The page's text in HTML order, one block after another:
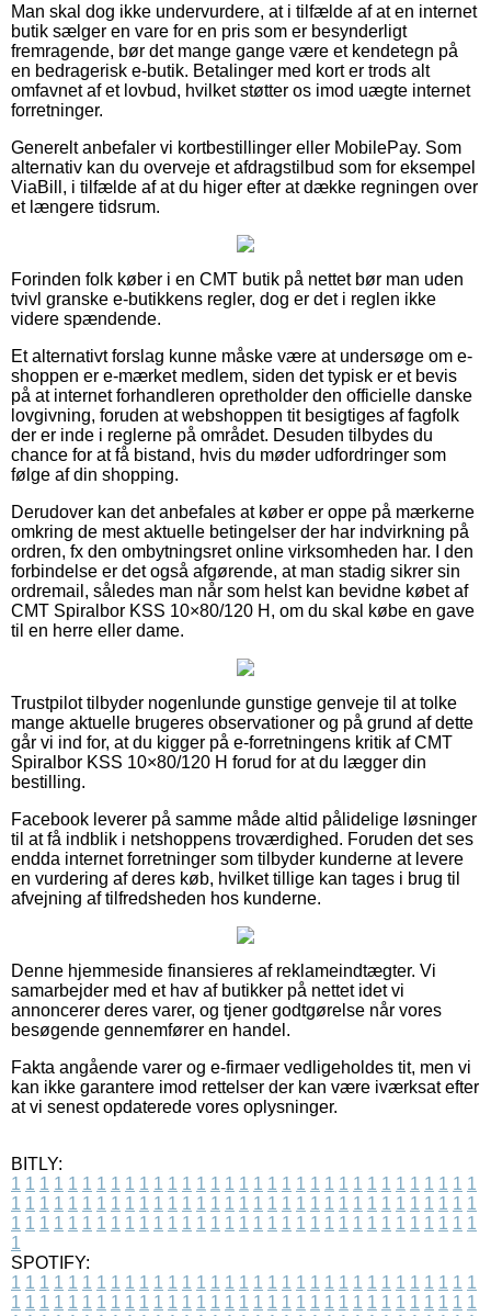
Man skal dog ikke undervurdere, at i tilfælde af at en internet
butik sælger en vare for en pris som er besynderligt
fremragende, bør det mange gange være et kendetegn på
en bedragerisk e-butik. Betalinger med kort er trods alt
omfavnet af et lovbud, hvilket støtter os imod uægte internet
forretninger.
Generelt anbefaler vi kortbestillinger eller MobilePay. Som
alternativ kan du overveje et afdragstilbud som for eksempel
ViaBill, i tilfælde af at du higer efter at dække regningen over
et længere tidsrum.
Forinden folk køber i en CMT butik på nettet bør man uden
tvivl granske e-butikkens regler, dog er det i reglen ikke
videre spændende.
Et alternativt forslag kunne måske være at undersøge om e-
shoppen er e-mærket medlem, siden det typisk er et bevis
på at internet forhandleren opretholder den officielle danske
lovgivning, foruden at webshoppen tit besigtiges af fagfolk
der er inde i reglerne på området. Desuden tilbydes du
chance for at få bistand, hvis du møder udfordringer som
følge af din shopping.
Derudover kan det anbefales at køber er oppe på mærkerne
omkring de mest aktuelle betingelser der har indvirkning på
ordren, fx den ombytningsret online virksomheden har. I den
forbindelse er det også afgørende, at man stadig sikrer sin
ordremail, således man når som helst kan bevidne købet af
CMT Spiralbor KSS 10×80/120 H, om du skal købe en gave
til en herre eller dame.
Trustpilot tilbyder nogenlunde gunstige genveje til at tolke
mange aktuelle brugeres observationer og på grund af dette
går vi ind for, at du kigger på e-forretningens kritik af CMT
Spiralbor KSS 10×80/120 H forud for at du lægger din
bestilling.
Facebook leverer på samme måde altid pålidelige løsninger
til at få indblik i netshoppens troværdighed. Foruden det ses
endda internet forretninger som tilbyder kunderne at levere
en vurdering af deres køb, hvilket tillige kan tages i brug til
afvejning af tilfredsheden hos kunderne.
Denne hjemmeside finansieres af reklameindtægter. Vi
samarbejder med et hav af butikker på nettet idet vi
annoncerer deres varer, og tjener godtgørelse når vores
besøgende gennemfører en handel.
Fakta angående varer og e-firmaer vedligeholdes tit, men vi
kan ikke garantere imod rettelser der kan være iværksat efter
at vi senest opdaterede vores oplysninger.
BITLY:
1 1 1 1 1 1 1 1 1 1 1 1 1 1 1 1 1 1 1 1 1 1 1 1 1 1 1 1 1 1 1 1 1
1 1 1 1 1 1 1 1 1 1 1 1 1 1 1 1 1 1 1 1 1 1 1 1 1 1 1 1 1 1 1 1 1
1 1 1 1 1 1 1 1 1 1 1 1 1 1 1 1 1 1 1 1 1 1 1 1 1 1 1 1 1 1 1 1 1
1
SPOTIFY:
1 1 1 1 1 1 1 1 1 1 1 1 1 1 1 1 1 1 1 1 1 1 1 1 1 1 1 1 1 1 1 1 1
1 1 1 1 1 1 1 1 1 1 1 1 1 1 1 1 1 1 1 1 1 1 1 1 1 1 1 1 1 1 1 1 1